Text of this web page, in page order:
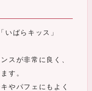
いばらキッス」
スが非常に良く、
す。
やパフェにもよく